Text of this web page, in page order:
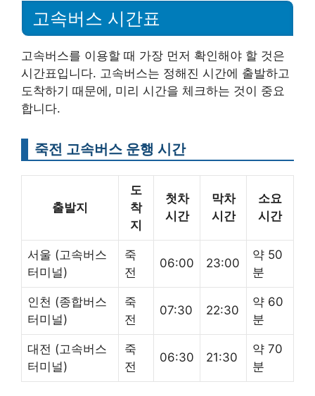
고속버스 시간표
고속버스를 이용할 때 가장 먼저 확인해야 할 것은
시간표입니다. 고속버스는 정해진 시간에 출발하고
도착하기 때문에, 미리 시간을 체크하는 것이 중요
합니다.
죽전 고속버스 운행 시간
출발지
도
착
지
첫차
시간
막차
시간
소요
시간
서울 (고속버스
터미널)
죽
전
06:00 23:00
약 50
분
인천 (종합버스
터미널)
죽
전
07:30 22:30
약 60
분
대전 (고속버스
터미널)
죽
전
06:30 21:30
약 70
분